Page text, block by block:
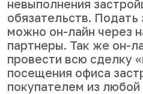
невыполнения
обязательств. Подать
можно он-лайн через
партнеры. Так же он-
провести всю сделку
посещения офиса
покупателем из любой